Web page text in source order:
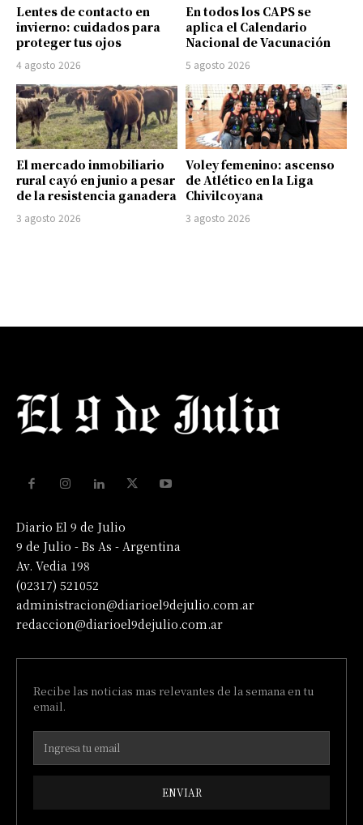
Lentes de contacto en
invierno: cuidados para
proteger tus ojos
4 agosto 2026
En todos los CAPS se
aplica el Calendario
Nacional de Vacunación
5 agosto 2026
El mercado inmobiliario
rural cayó en junio a pesar
de la resistencia ganadera
3 agosto 2026
Voley femenino: ascenso
de Atlético en la Liga
Chivilcoyana
3 agosto 2026
Diario El 9 de Julio
9 de Julio - Bs As - Argentina
Av. Vedia 198
(02317) 521052
administracion@diarioel9dejulio.com.ar
redaccion@diarioel9dejulio.com.ar
Recibe las noticias mas relevantes de la semana en tu
email.
ENVIAR